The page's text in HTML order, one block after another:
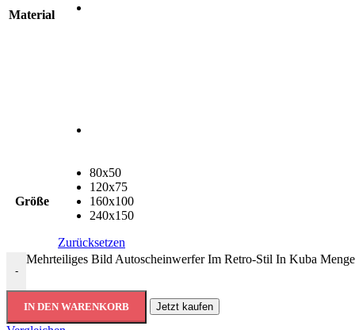
Material
Größe
80x50
120x75
160x100
240x150
Zurücksetzen
-
Mehrteiliges Bild Autoscheinwerfer Im Retro-Stil In Kuba Menge
IN DEN WARENKORB Jetzt kaufen